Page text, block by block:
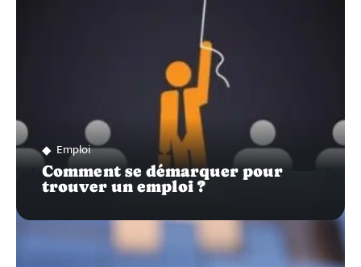
Emploi
Comment se démarquer pour
trouver un emploi ?